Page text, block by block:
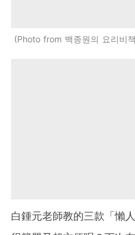
Photo from 백종원의 요리비
白鍾元老師教的三款「懶